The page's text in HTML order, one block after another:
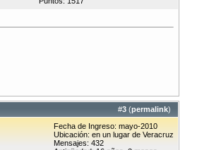
#3 (permalink)
Fecha de Ingreso: mayo-2010
Ubicación: en un lugar de Veracruz
Mensajes: 432